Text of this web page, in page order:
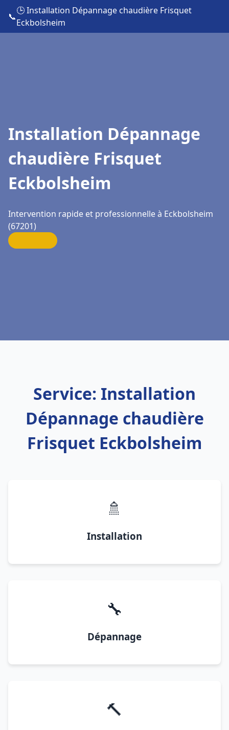
📞
🕒 Installation Dépannage chaudière Frisquet
Eckbolsheim
Installation Dépannage
chaudière Frisquet
Eckbolsheim
Intervention rapide et professionnelle à Eckbolsheim
(67201)
Service: Installation
Dépannage chaudière
Frisquet Eckbolsheim
🚿
Installation
🔧
Dépannage
🔨